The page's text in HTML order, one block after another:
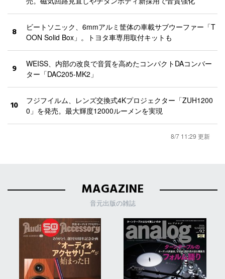
8
ビートソニック、6mmアルミ筐体の車載サブウーファー「T
OON Solid Box」。トヨタ車専用取付キットも
9
WEISS、内部の改良で音質を高めたコンパクトDAコンバー
ター「DAC205-MK2」
10
フジフイルム、レンズ交換式4Kプロジェクター「ZUH1200
0」を発売。最大輝度12000ルーメンを実現
8/7 11:29 更新
MAGAZINE
音元出版の雑誌